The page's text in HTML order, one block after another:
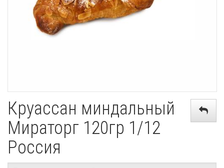
Круассан миндальный
Мираторг 120гр 1/12
Россия